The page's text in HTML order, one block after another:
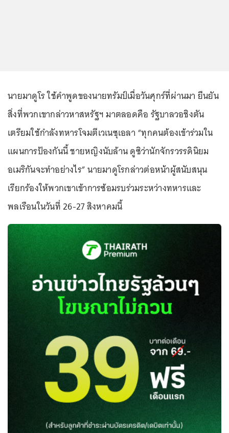
นายมาดูโร ใช้คำพูดของนายทรัมป์เมื่อวันศุกร์ที่ผ่านมา ยืนยัน
สิ่งที่พวกเขากล่าวหาสหรัฐฯ มาตลอดคือ รัฐบาลวอชิงตัน
เตรียมใช้กำลังทหารโจมตีเวเนซุเอลา “ทุกคนต้องเข้าร่วมใน
แผนการป้องกันนี้ ชายหญิงนับล้าน ดูซิว่านักจักรวรรดินิยม
อเมริกันจะทำอย่างไร” นายมาดูโรกล่าวต่อหน้าผู้สนับสนุน
เรียกร้องให้พวกเขาเข้าการซ้อมรบร่วมระหว่างทหารและ
พลเรือนในวันที่ 26-27 สิงหาคมนี้